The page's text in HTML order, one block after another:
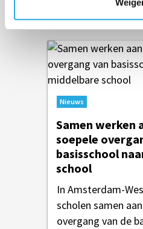
die nodig is om
Nieuws
Samen werken
soepele
basisschool
school
In Amsterdam-
scholen samen
overgang van de